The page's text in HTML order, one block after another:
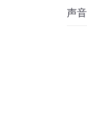
声音